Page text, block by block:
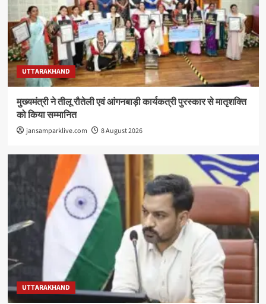
UTTARAKHAND
मुख्यमंत्री ने तीलू रौतेली एवं आंगनबाड़ी कार्यकत्री पुरस्कार से मातृशक्ति
को किया सम्मानित
jansamparklive.com 8 August 2026
UTTARAKHAND